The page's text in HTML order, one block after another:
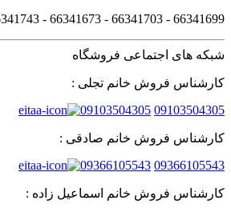
66341699 - 66341703 - 66341673 - 66341743
شبکه های اجتماعی فروشگاه
کارشناس فروش خانم تجلی :
09103504305
09103504305
کارشناس فروش خانم صادقی :
09366105543
09366105543
کارشناس فروش خانم اسماعیل زاده :